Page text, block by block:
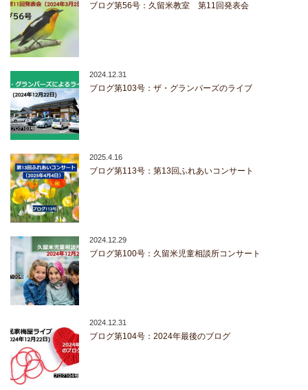
ブログ第56号：久留米教室 第11回発表会
2024.12.31
ブログ第103号：ザ・グランパーズのライブ
2025.4.16
ブログ第113号：第13回ふれあいコンサート
2024.12.29
ブログ第100号：久留米児童相談所コンサート
2024.12.31
ブログ第104号：2024年最後のブログ